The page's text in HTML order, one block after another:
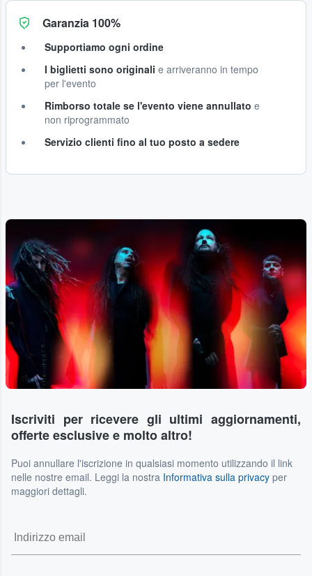
Garanzia 100%
Supportiamo ogni ordine
I biglietti sono originali e arriveranno in tempo
per l'evento
Rimborso totale se l'evento viene annullato e
non riprogrammato
Servizio clienti fino al tuo posto a sedere
Iscriviti per ricevere gli ultimi aggiornamenti,
offerte esclusive e molto altro!
Puoi annullare l'iscrizione in qualsiasi momento utilizzando il link
nelle nostre email. Leggi la nostra Informativa sulla privacy per
maggiori dettagli.